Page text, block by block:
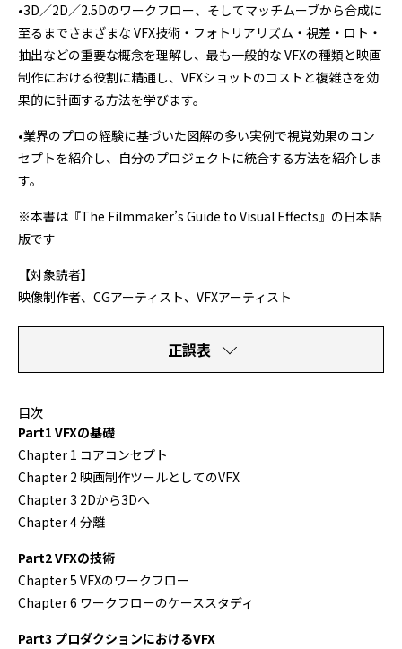
•3D／2D／2.5Dのワークフロー、そしてマッチムーブから合成に
至るまでさまざまな VFX技術・フォトリアリズム・視差・ロト・
抽出などの重要な概念を理解し、最も一般的な VFXの種類と映画
制作における役割に精通し、VFXショットのコストと複雑さを効
果的に計画する方法を学びます。
•業界のプロの経験に基づいた図解の多い実例で視覚効果のコン
セプトを紹介し、自分のプロジェクトに統合する方法を紹介しま
す。
※本書は『The Filmmaker’s Guide to Visual Effects』の日本語
版です
【対象読者】
映像制作者、CGアーティスト、VFXアーティスト
正誤表
目次
Part1 VFXの基礎
Chapter 1 コアコンセプト
Chapter 2 映画制作ツールとしてのVFX
Chapter 3 2Dから3Dへ
Chapter 4 分離
Part2 VFXの技術
Chapter 5 VFXのワークフロー
Chapter 6 ワークフローのケーススタディ
Part3 プロダクションにおけるVFX